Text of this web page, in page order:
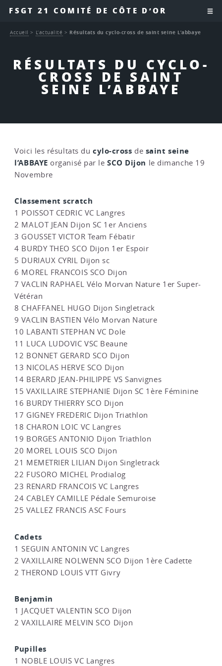
FSGT 21 COMITÉ DE CÔTE D’OR
RÉSULTATS DU CYCLO-
CROSS DE SAINT
SEINE L’ABBAYE
Accueil > L’actualité > Résultats du cyclo-cross de saint seine L’abbaye
Voici les résultats du cylo-cross de saint seine
l’ABBAYE organisé par le SCO Dijon le dimanche 19
Novembre
Classement scratch
1 POISSOT CEDRIC VC Langres
2 MALOT JEAN Dijon SC 1er Anciens
3 GOUSSET VICTOR Team Fébatir
4 BURDY THEO SCO Dijon 1er Espoir
5 DURIAUX CYRIL Dijon sc
6 MOREL FRANCOIS SCO Dijon
7 VACLIN RAPHAEL Vélo Morvan Nature 1er Super-
Vétéran
8 CHAFFANEL HUGO Dijon Singletrack
9 VACLIN BASTIEN Vélo Morvan Nature
10 LABANTI STEPHAN VC Dole
11 LUCA LUDOVIC VSC Beaune
12 BONNET GERARD SCO Dijon
13 NICOLAS HERVE SCO Dijon
14 BERARD JEAN-PHILIPPE VS Sanvignes
15 VAXILLAIRE STEPHANIE Dijon SC 1ère Féminine
16 BURDY THIERRY SCO Dijon
17 GIGNEY FREDERIC Dijon Triathlon
18 CHARON LOIC VC Langres
19 BORGES ANTONIO Dijon Triathlon
20 MOREL LOUIS SCO Dijon
21 MEMETRIER LILIAN Dijon Singletrack
22 FUSORO MICHEL Prodialog
23 RENARD FRANCOIS VC Langres
24 CABLEY CAMILLE Pédale Semuroise
25 VALLEZ FRANCIS ASC Fours
Cadets
1 SEGUIN ANTONIN VC Langres
2 VAXILLAIRE NOLWENN SCO Dijon 1ère Cadette
2 THEROND LOUIS VTT Givry
Benjamin
1 JACQUET VALENTIN SCO Dijon
2 VAXILLAIRE MELVIN SCO Dijon
Pupilles
1 NOBLE LOUIS VC Langres